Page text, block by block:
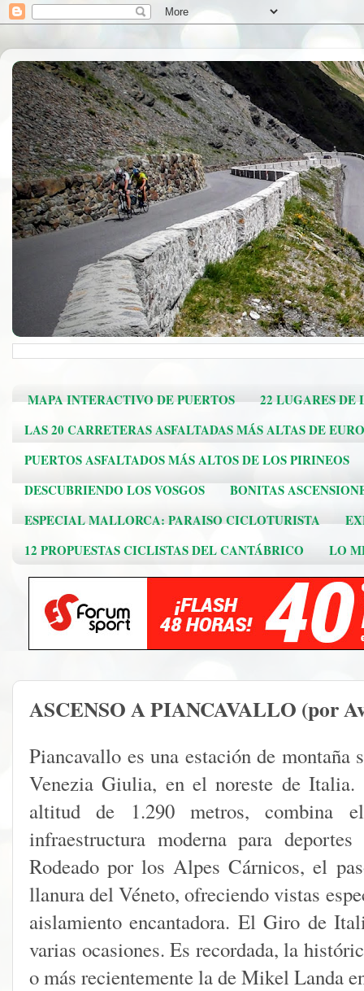
MAPA INTERACTIVO DE PUERTOS
22 LUGARES DE
LAS 20 CARRETERAS ASFALTADAS MÁS ALTAS DE
PUERTOS ASFALTADOS MÁS ALTOS DE LOS PIRINEOS
DESCUBRIENDO LOS VOSGOS
BONITAS
ESPECIAL MALLORCA: PARAISO CICLOTURISTA
12 PROPUESTAS CICLISTAS DEL CANTÁBRICO
LO
ASCENSO A PIANCAVALLO (por
Piancavallo es una estación de
Venezia Giulia, en el noreste de Italia.
altitud de 1.290 metros, combina
infraestructura moderna para
Rodeado por los Alpes Cárnicos, el
llanura del Véneto, ofreciendo vistas
aislamiento encantadora. El Giro de
varias ocasiones. Es recordada, la
o más recientemente la de Mikel Landa